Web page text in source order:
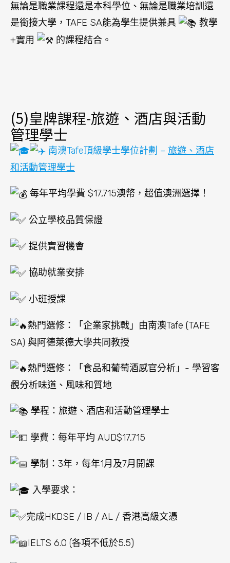
無論是職業課程還是本科學位、無論是職業培訓還
是銜接大學，TAFE SA能為學生提供兼具
教學
+實用
的課程結合。
(5)皇牌課程-旅遊、酒店與活動
管理學士
南澳Tafe頂級學士學位計劃 – 旅遊、酒店
和活動管理學士
每年平均學費 $17,715澳幣，超值澳洲選擇！
公立學校品質保證
提供實習機會
協助就業安排
小班授課
熱門選修：「企業家挑戰」由南澳Tafe (TAFE
SA) 與阿德萊德大學共同教授
熱門選修：「食品和葡萄酒感官分析」- 學習客
觀分析味道、風味和質地
學程：旅遊、酒店和活動管理學士
學費：每年平均 AUD$17,715
學制：3年，每年1月及7月開課
入學要求：
完成HKDSE / IB / AL / 香港高級文憑
IELTS 6.0 (各項不低於5.5)